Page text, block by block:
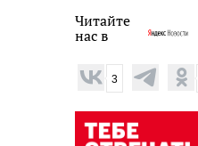
Читайте
нас в
3